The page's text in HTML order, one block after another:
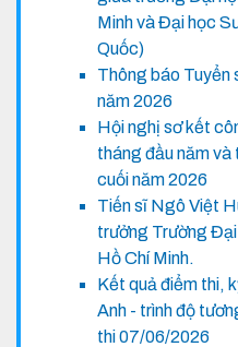
Minh và Đại học
Quốc)
Thông báo Tuyển
năm 2026
Hội nghị sơ kết
tháng đầu năm và
cuối năm 2026
Tiến sĩ Ngô Việt
trưởng Trường
Hồ Chí Minh.
Kết quả điểm thi,
Anh - trình độ
thi 07/06/2026